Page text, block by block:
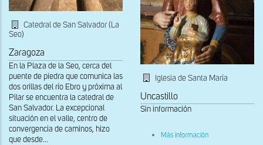
Catedral de San Salvador (La
Seo)
Zaragoza
En la Plaza de la Seo, cerca del
puente de piedra que comunica las
dos orillas del río Ebro y próxima al
Pilar se encuentra la catedral de
San Salvador. La excepcional
situación en el valle, centro de
convergencia de caminos, hizo
que desde...
Iglesia de Santa María
Uncastillo
Sin información
Más información